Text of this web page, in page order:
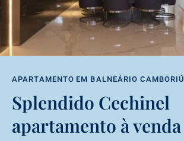
APARTAMENTO EM BALNEÁRIO CAMBORIÚ
Splendido Cechinel
apartamento à venda